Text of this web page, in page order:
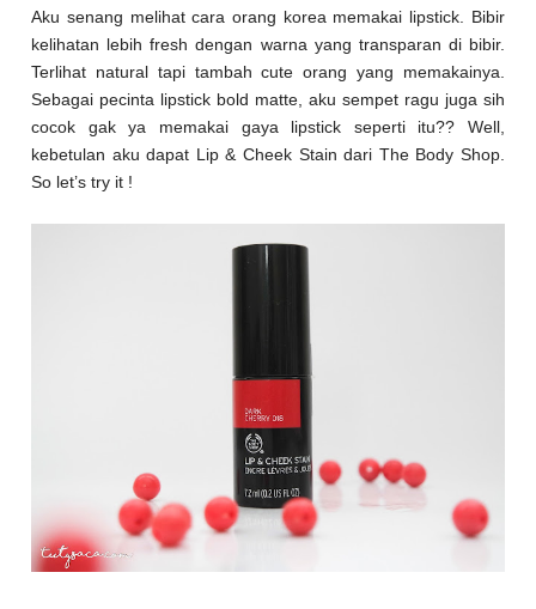
Aku senang melihat cara orang korea memakai lipstick. Bibir
kelihatan lebih fresh dengan warna yang transparan di bibir.
Terlihat natural tapi tambah cute orang yang memakainya.
Sebagai pecinta lipstick bold matte, aku sempet ragu juga sih
cocok gak ya memakai gaya lipstick seperti itu?? Well,
kebetulan aku dapat Lip & Cheek Stain dari The Body Shop.
So let’s try it !